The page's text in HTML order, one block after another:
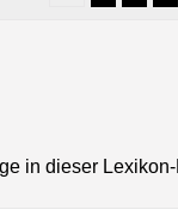
in dieser